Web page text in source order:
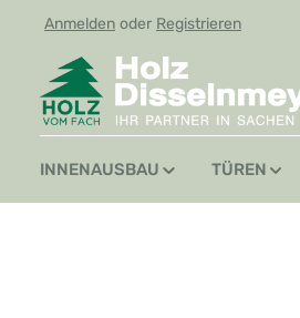
Hauptinhalt springen
Zur Suche springen
Zur Hauptnavigation springen
Anmelden oder Registrieren
INNENAUSBAU TÜREN